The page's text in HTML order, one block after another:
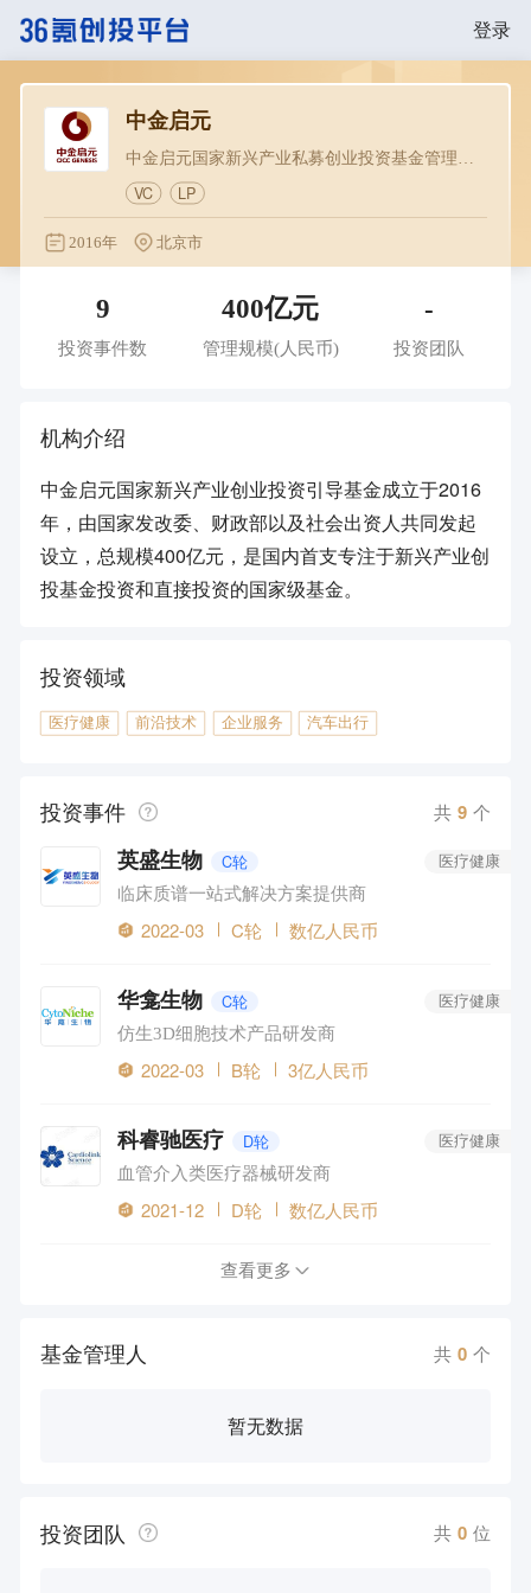
登录
中金启元
中金启元国家新兴产业私募创业投资基金管理有限公司
VC LP
2016年 北京市
9
投资事件数
400亿元
管理规模(人民币)
-
投资团队
机构介绍
中金启元国家新兴产业创业投资引导基金成立于2016
年，由国家发改委、财政部以及社会出资人共同发起
设立，总规模400亿元，是国内首支专注于新兴产业创
投基金投资和直接投资的国家级基金。
投资领域
医疗健康 前沿技术 企业服务 汽车出行
投资事件 共 9 个
英盛生物 C轮
临床质谱一站式解决方案提供商
医疗健康
2022-03 C轮 数亿人民币
华龛生物 C轮
仿生3D细胞技术产品研发商
医疗健康
2022-03 B轮 3亿人民币
科睿驰医疗 D轮
血管介入类医疗器械研发商
医疗健康
2021-12 D轮 数亿人民币
查看更多
基金管理人 共 0 个
暂无数据
投资团队 共 0 位